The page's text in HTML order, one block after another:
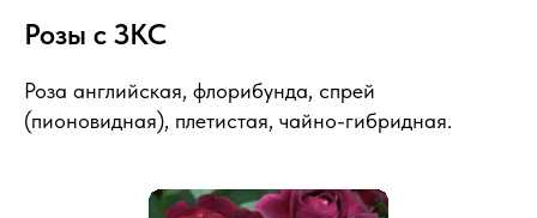
Розы с ЗКС
Роза английская, флорибунда, спрей
(пионовидная), плетистая, чайно-гибридная.